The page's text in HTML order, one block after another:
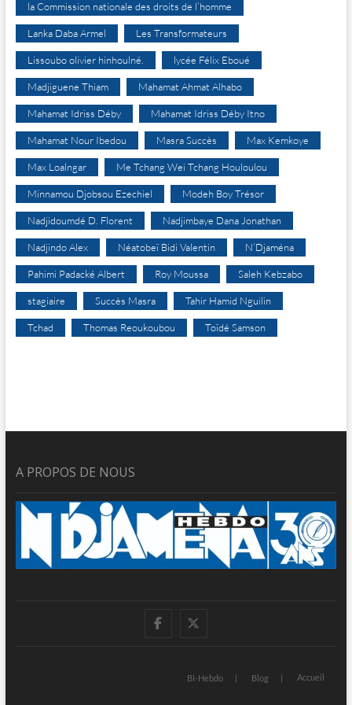
la Commission nationale des droits de l’homme
Lanka Daba Armel Les Transformateurs
Lissoubo olivier hinhoulné. lycée Félix Eboué
Madjiguene Thiam Mahamat Ahmat Alhabo
Mahamat Idriss Déby Mahamat Idriss Déby Itno
Mahamat Nour Ibedou Masra Succès Max Kemkoye
Max Loalngar Me Tchang Wei Tchang Houloulou
Minnamou Djobsou Ezechiel Modeh Boy Trésor
Nadjidoumdé D. Florent Nadjimbaye Dana Jonathan
Nadjindo Alex Néatobeï Bidi Valentin N’Djaména
Pahimi Padacké Albert Roy Moussa Saleh Kebzabo
stagiaire Succès Masra Tahir Hamid Nguilin
Tchad Thomas Reoukoubou Toïdé Samson
A PROPOS DE NOUS
facebook
BI-Hebdo Blog Accueil